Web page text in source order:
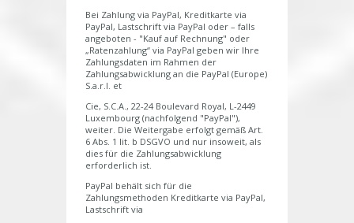
Bei Zahlung via PayPal, Kreditkarte via
PayPal, Lastschrift via PayPal oder – falls
angeboten - "Kauf auf Rechnung" oder
„Ratenzahlung“ via PayPal geben wir Ihre
Zahlungsdaten im Rahmen der
Zahlungsabwicklung an die PayPal (Europe)
S.a.r.l. et
Cie, S.C.A., 22-24 Boulevard Royal, L-2449
Luxembourg (nachfolgend "PayPal"),
weiter. Die Weitergabe erfolgt gemäß Art.
6 Abs. 1 lit. b DSGVO und nur insoweit, als
dies für die Zahlungsabwicklung
erforderlich ist.
PayPal behält sich für die
Zahlungsmethoden Kreditkarte via PayPal,
Lastschrift via